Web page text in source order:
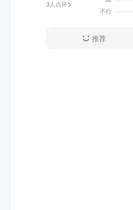
3人点评
不行
推荐